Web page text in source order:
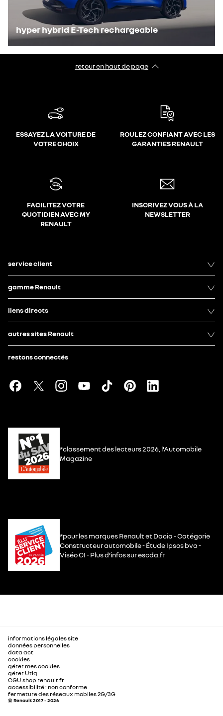
hyper hybrid E-Tech rechargeable
retour en haut de page​
ESSAYEZ LA VOITURE DE
VOTRE CHOIX
ROULEZ CONFIANT AVEC LES
GARANTIES RENAULT
FACILITEZ VOTRE
QUOTIDIEN AVEC MY
RENAULT
INSCRIVEZ VOUS À LA
NEWSLETTER
service client
gamme Renault
liens directs
autres sites Renault
restons connectés
*classement des lecteurs 2026, l’Automobile
Magazine
*pour les marques Renault et Dacia - Catégorie
Constructeur automobile - Étude Ipsos bva -
Viséo CI - Plus d’infos sur escda.fr
informations légales site
données personnelles
data act
cookies
gérer mes cookies
gérer Utiq
CGU shop.renault.fr
accessibilité : non conforme
fermeture des réseaux mobiles 2G/3G
© Renault 2017 - 2026